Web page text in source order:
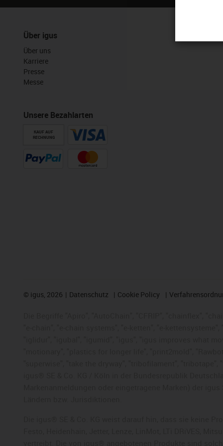
Über igus
Über uns
Karriere
Presse
Messe
Unsere Bezahlarten
KAUF AUF
RECHNUNG
© igus, 2026 Datenschutz Cookie Policy